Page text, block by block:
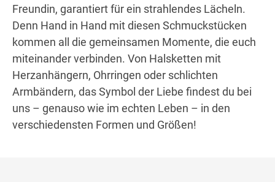
Freundin, garantiert für ein strahlendes Lächeln.
Denn Hand in Hand mit diesen Schmuckstücken
kommen all die gemeinsamen Momente, die euch
miteinander verbinden. Von Halsketten mit
Herzanhängern, Ohrringen oder schlichten
Armbändern, das Symbol der Liebe findest du bei
uns – genauso wie im echten Leben – in den
verschiedensten Formen und Größen!